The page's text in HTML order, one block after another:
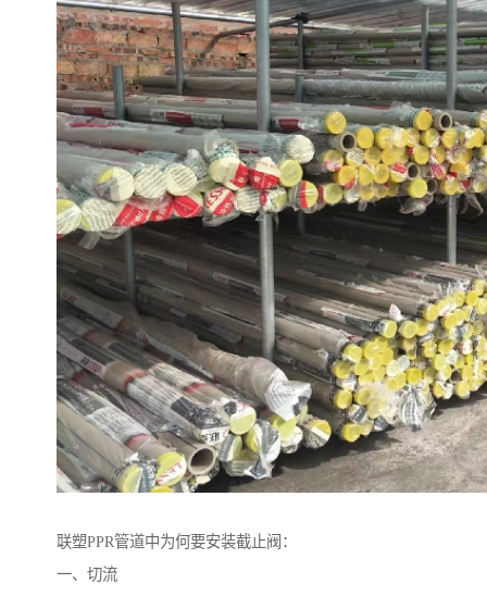
联塑PPR管道中为何要安装截止阀：
一、切流